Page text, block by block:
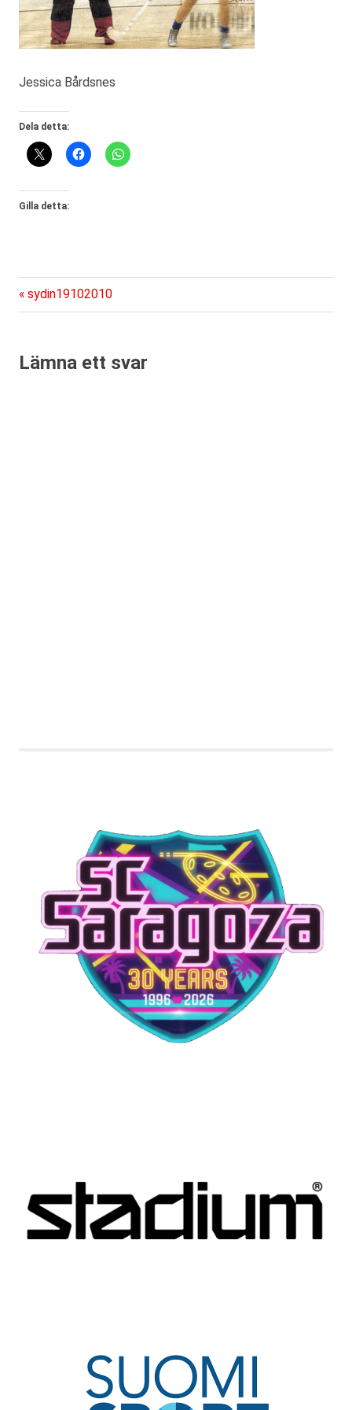
Jessica Bårdsnes
Dela detta:
Gilla detta:
Inläggsnavigering
Föregående
inlägg:
sydin19102010
Lämna ett svar